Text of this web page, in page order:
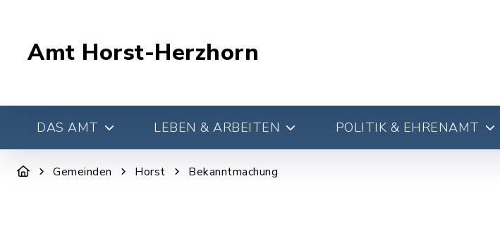
Amt Horst-Herzhorn
DAS AMT LEBEN & ARBEITEN POLITIK & EHRENAMT
Gemeinden Horst Bekanntmachung